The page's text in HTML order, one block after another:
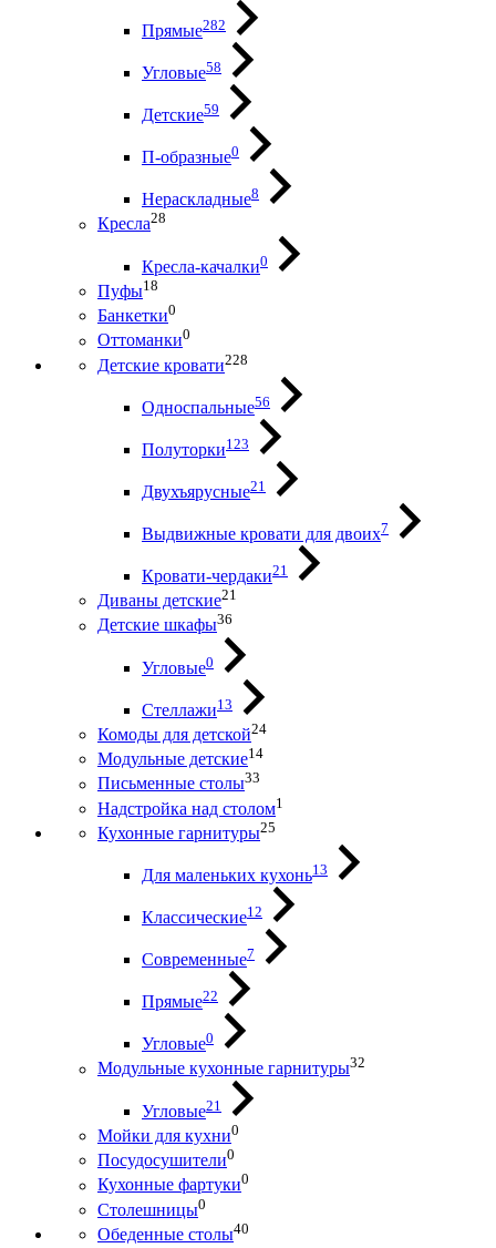
Прямые282
Угловые58
Детские59
П-образные0
Нераскладные8
Кресла28
Кресла-качалки0
Пуфы18
Банкетки0
Оттоманки0
Детские кровати228
Односпальные56
Полуторки123
Двухъярусные21
Выдвижные кровати для двоих7
Кровати-чердаки21
Диваны детские21
Детские шкафы36
Угловые0
Стеллажи13
Комоды для детской24
Модульные детские14
Письменные столы33
Надстройка над столом1
Кухонные гарнитуры25
Для маленьких кухонь13
Классические12
Современные7
Прямые22
Угловые0
Модульные кухонные гарнитуры32
Угловые21
Мойки для кухни0
Посудосушители0
Кухонные фартуки0
Столешницы0
Обеденные столы40